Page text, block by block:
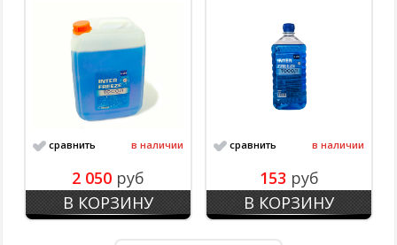
сравнить в наличии
2 050 руб
В КОРЗИНУ
сравнить в наличии
153 руб
В КОРЗИНУ